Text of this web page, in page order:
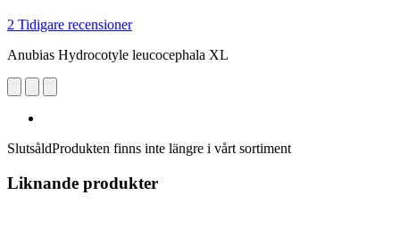
2 Tidigare recensioner
Anubias Hydrocotyle leucocephala XL
SlutsåldProdukten finns inte längre i vårt sortiment
Liknande produkter